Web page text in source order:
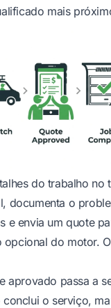
mais
do trabalho no
documenta o
e envia um quote
opcional do motor.
aprovado passa a
o serviço,